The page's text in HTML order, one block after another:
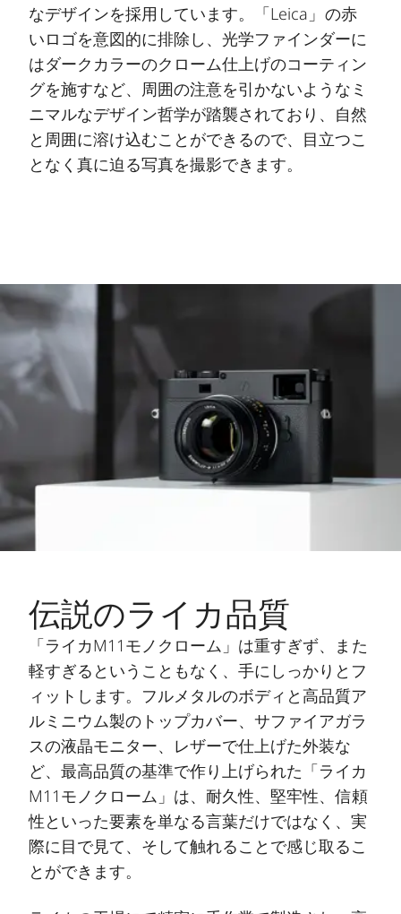
なデザインを採用しています。「Leica」の赤
いロゴを意図的に排除し、光学ファインダーに
はダークカラーのクローム仕上げのコーティン
グを施すなど、周囲の注意を引かないようなミ
ニマルなデザイン哲学が踏襲されており、自然
と周囲に溶け込むことができるので、目立つこ
となく真に迫る写真を撮影できます。
伝説のライカ品質
「ライカM11モノクローム」は重すぎず、また
軽すぎるということもなく、手にしっかりとフ
ィットします。フルメタルのボディと高品質ア
ルミニウム製のトップカバー、サファイアガラ
スの液晶モニター、レザーで仕上げた外装な
ど、最高品質の基準で作り上げられた「ライカ
M11モノクローム」は、耐久性、堅牢性、信頼
性といった要素を単なる言葉だけではなく、実
際に目で見て、そして触れることで感じ取るこ
とができます。